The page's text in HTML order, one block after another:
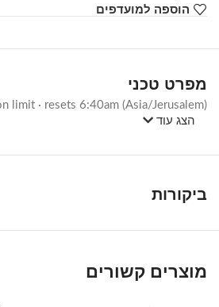
הוספה למועדפים
מפרט טכני
limit · resets 6:40am (Asia/Jerusalem)
הצג עוד
ביקורות
מוצרים קשורים